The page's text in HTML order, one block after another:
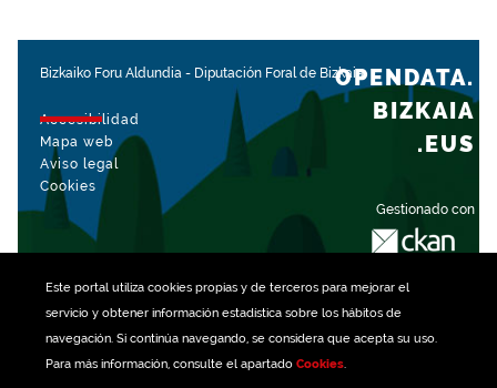
Este portal utiliza cookiespropias y de terceros para mejorar el
servicio y obtener información estadística sobre los hábitos de
navegación. Si continúa navegando, se considera que acepta su uso.
Para más información, consulte el apartado Cookies.
Bizkaiko Foru Aldundia - Diputación Foral de Bizkaia
Accesibilidad
Mapa web
Aviso legal
Cookies
Gestionado con
OPENDATA.
BIZKAIA
.EUS